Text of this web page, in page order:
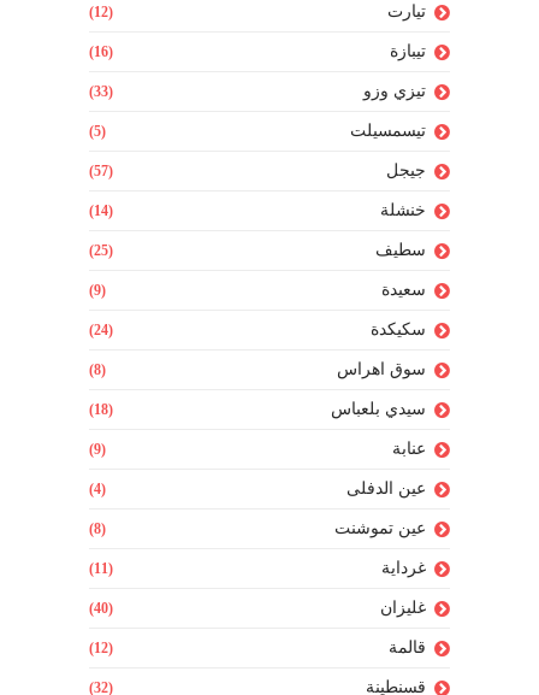
تيارت (12)
تيبازة (16)
تيزي وزو (33)
تيسمسيلت (5)
جيجل (57)
خنشلة (14)
سطيف (25)
سعيدة (9)
سكيكدة (24)
سوق اهراس (8)
سيدي بلعباس (18)
عنابة (9)
عين الدفلى (4)
عين تموشنت (8)
غرداية (11)
غليزان (40)
قالمة (12)
قسنطينة (32)